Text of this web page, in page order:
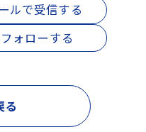
ルで受信する
ォローする
る